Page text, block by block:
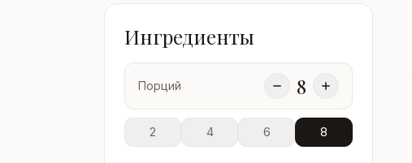
Ингредиенты
Порций 8
2 4 6 8